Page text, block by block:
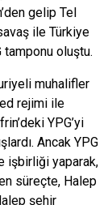
gelip Tel
ile Türkiye
tamponu oluştu.
muhalifler
rejimi ile
YPG’yi
Ancak YPG
işbirliği yaparak,
süreçte, Halep
şehir